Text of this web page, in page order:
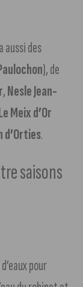
aussi des
), de
,Nesle Jean-
Meix d’Or
d’Orties.
saisons
pour